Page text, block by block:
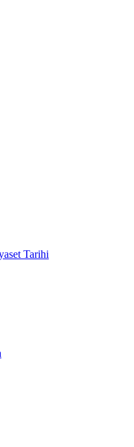
Tarihi